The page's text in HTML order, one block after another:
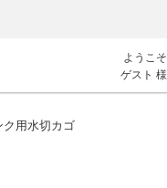
ようこそ
ゲスト 様
ク用水切カゴ